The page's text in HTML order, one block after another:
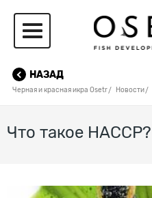
НАЗАД
Черная и красная икра Osetr Новости
Что такое HACCP?